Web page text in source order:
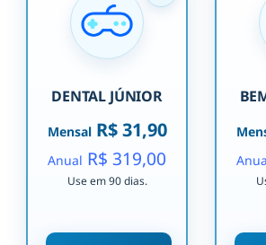
DENTAL JÚNIOR
MensalR$ 31,90
Anual R$ 319,00
Use em 90 dias.